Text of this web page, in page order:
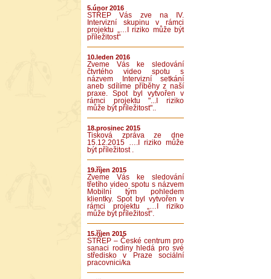
5.únor 2016
STŘEP Vás zve na IV.
Intervizní skupinu v rámci
projektu „…I riziko může být
příležitost“
10.leden 2016
Zveme Vás ke sledování
čtvrtého video spotu s
názvem Intervizní setkání
aneb sdílíme příběhy z naší
praxe. Spot byl vytvořen v
rámci projektu "...I riziko
může být příležitost"..
18.prosinec 2015
Tisková zpráva ze dne
15.12.2015 ….I riziko může
být příležitost .
19.říjen 2015
Zveme Vás ke sledování
třetího video spotu s názvem
Mobilní tým pohledem
klientky. Spot byl vytvořen v
rámci projektu „…I riziko
může být příležitost“.
15.říjen 2015
STŘEP – České centrum pro
sanaci rodiny hledá pro své
středisko v Praze sociální
pracovnici/ka